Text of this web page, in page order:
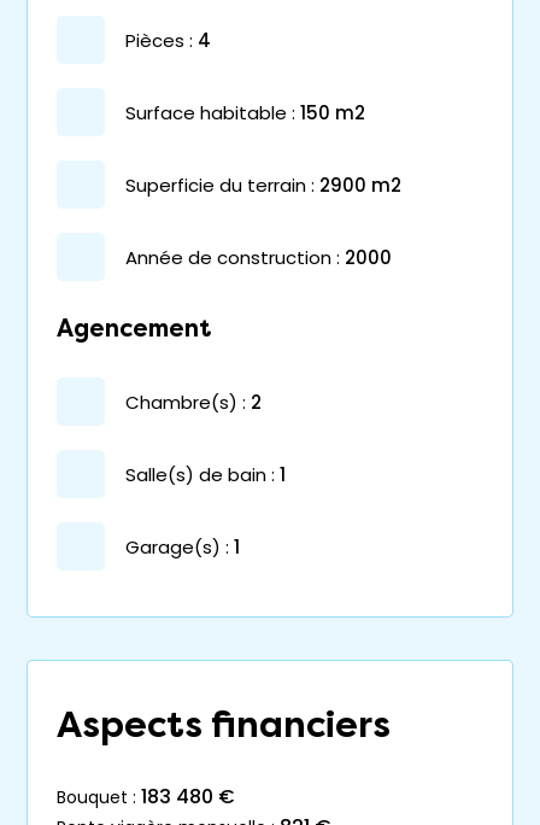
pièces : 4
surface habitable : 150 m2
superficie du terrain : 2900 m2
année de construction : 2000
Agencement
chambre(s) : 2
salle(s) de bain : 1
garage(s) : 1
Aspects financiers
bouquet : 183 480 €